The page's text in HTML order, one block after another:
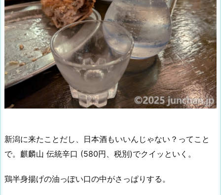
新潟に来たことだし、日本酒もいいんじゃない？ってこと
で。麒麟山 伝統辛口 (580円、税別)でクイッといく。
鶏半身揚げの油っぽい口の中がさっぱりする。